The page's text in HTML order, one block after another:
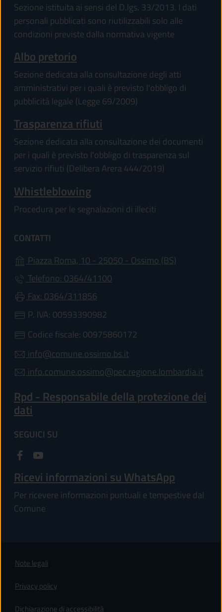
Sezione istituita ai sensi del D.lgs. 33/2013. I dati
personali pubblicati sono riutilizzabili solo alle
condizioni previste dalla normativa vigente
Albo pretorio
Sezione dedicata alla consultazione degli atti
amministrativi per i quali è previsto l'obbligo di
pubblicità legale (Legge 69/2009)
Trasparenza rifiuti
Sezione dedicata alla consultazione dei documenti
per i quali è previsto l'obbligo di trasparenza sul
servizio rifiuti (Delibera Arera 444/2019)
Whistleblowing
Procedura per le segnalazioni di illeciti
CONTATTI
Piazza Roma, 10 - 25050 - Ossimo (BS)
Telefono: 0364/41100
Fax: 0364/311856
P. IVA: 00593390982
Codice fiscale: 00975860172
info@comune.ossimo.bs.it
info.comune.ossimo@pec.regione.lombardia.it
Rpd - Responsabile della protezione dei
dati
SEGUICI SU
Ricevi informazioni su WhatsApp
Per ricevere informazioni puntuali e tempestive dal
Comune
Note legali
Privacy policy
Dichiarazione di accessibilità